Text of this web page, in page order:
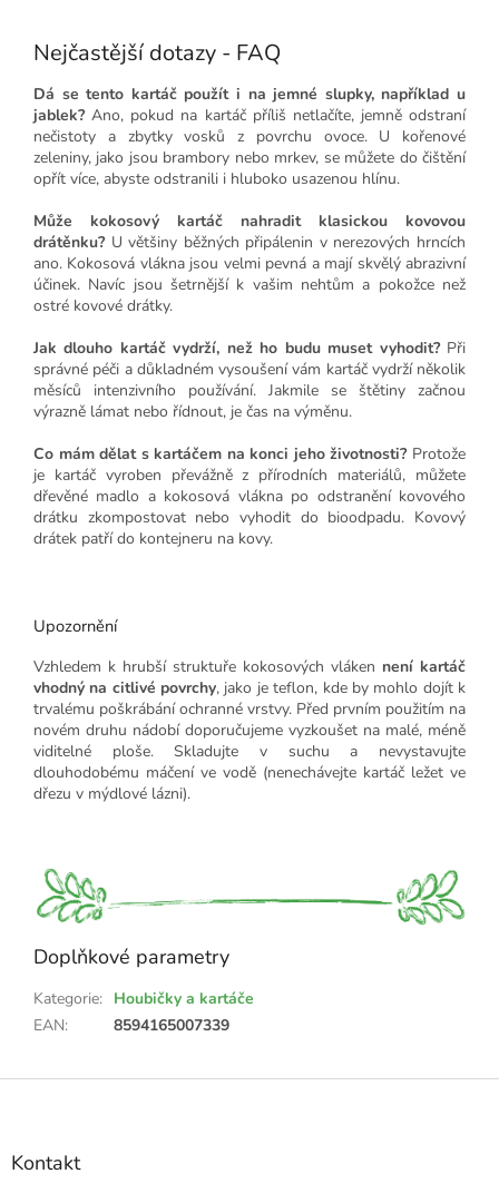
Nejčastější dotazy - FAQ
Dá se tento kartáč použít i na jemné slupky, například u
jablek?Ano, pokud na kartáč příliš netlačíte, jemně odstraní
nečistoty a zbytky vosků z povrchu ovoce. U kořenové
zeleniny, jako jsou brambory nebo mrkev, se můžete do čištění
opřít více, abyste odstranili i hluboko usazenou hlínu.
Může kokosový kartáč nahradit klasickou kovovou
drátěnku?U většiny běžných připálenin v nerezových hrncích
ano. Kokosová vlákna jsou velmi pevná a mají skvělý abrazivní
účinek. Navíc jsou šetrnější k vašim nehtům a pokožce než
ostré kovové drátky.
Jak dlouho kartáč vydrží, než ho budu muset vyhodit?Při
správné péči a důkladném vysoušení vám kartáč vydrží několik
měsíců intenzivního používání. Jakmile se štětiny začnou
výrazně lámat nebo řídnout, je čas na výměnu.
Co mám dělat s kartáčem na konci jeho životnosti?Protože
je kartáč vyroben převážně z přírodních materiálů, můžete
dřevěné madlo a kokosová vlákna po odstranění kovového
drátku zkompostovat nebo vyhodit do bioodpadu. Kovový
drátek patří do kontejneru na kovy.
Upozornění
Vzhledem k hrubší struktuře kokosových vláken není kartáč
vhodný na citlivé povrchy, jako je teflon, kde by mohlo dojít k
trvalému poškrábání ochranné vrstvy. Před prvním použitím na
novém druhu nádobí doporučujeme vyzkoušet na malé, méně
viditelné ploše. Skladujte v suchu a nevystavujte
dlouhodobému máčení ve vodě (nenechávejte kartáč ležet ve
dřezu v mýdlové lázni).
Doplňkové parametry
Kategorie: Houbičky a kartáče
EAN: 8594165007339
Z
Kontakt